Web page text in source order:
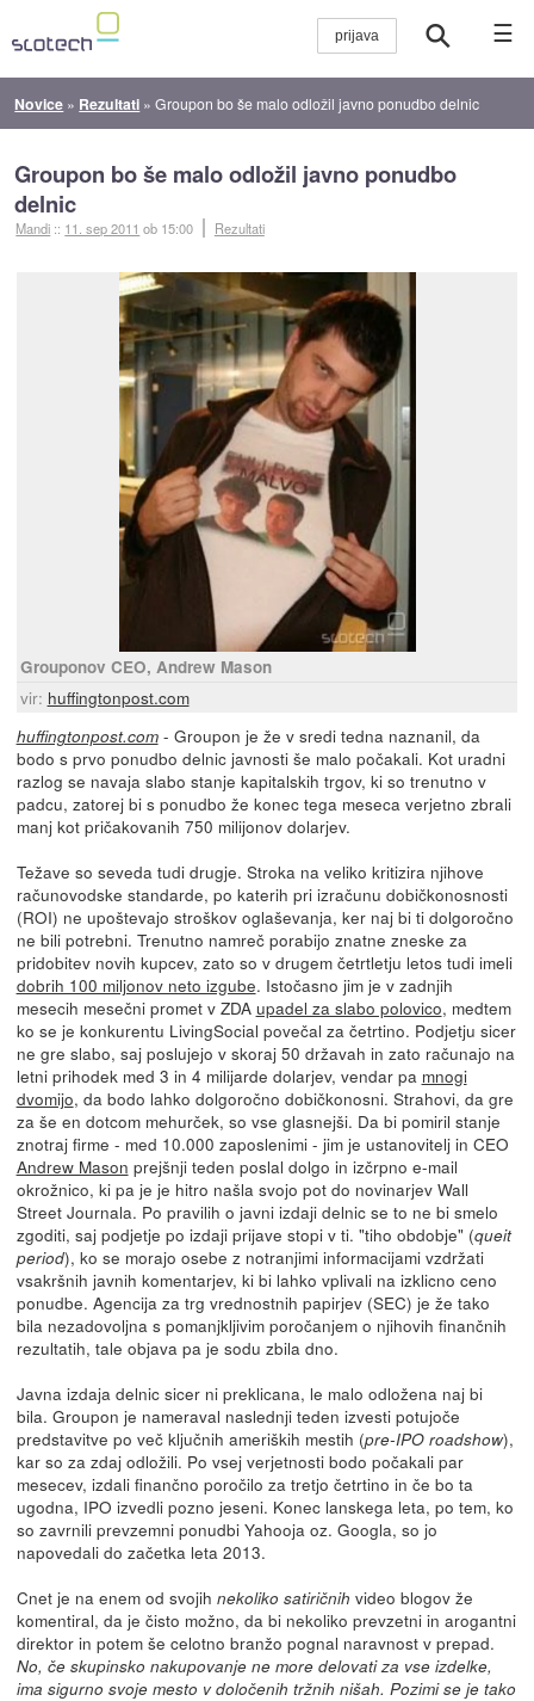
☰
Novice » Rezultati »Groupon bo še malo odložil javno ponudbo delnic
Groupon bo še malo odložil javno ponudbo
delnic
Mandi :: 11. sep 2011 ob 15:00 Rezultati
Grouponov CEO, Andrew Mason
vir: huffingtonpost.com
huffingtonpost.com- Groupon je že v sredi tedna naznanil, da
bodo s prvo ponudbo delnic javnosti še malo počakali. Kot uradni
razlog se navaja slabo stanje kapitalskih trgov, ki so trenutno v
padcu, zatorej bi s ponudbo že konec tega meseca verjetno zbrali
manj kot pričakovanih 750 milijonov dolarjev.
Težave so seveda tudi drugje. Stroka na veliko kritizira njihove
računovodske standarde, po katerih pri izračunu dobičkonosnosti
(ROI) ne upoštevajo stroškov oglaševanja, ker naj bi ti dolgoročno
ne bili potrebni. Trenutno namreč porabijo znatne zneske za
pridobitev novih kupcev, zato so v drugem četrtletju letos tudi imeli
dobrih 100 miljonov neto izgube. Istočasno jim je v zadnjih
mesecih mesečni promet v ZDA upadel za slabo polovico, medtem
ko se je konkurentu LivingSocial povečal za četrtino. Podjetju sicer
ne gre slabo, saj poslujejo v skoraj 50 državah in zato računajo na
letni prihodek med 3 in 4 milijarde dolarjev, vendar pa mnogi
dvomijo, da bodo lahko dolgoročno dobičkonosni. Strahovi, da gre
za še en dotcom mehurček, so vse glasnejši. Da bi pomiril stanje
znotraj firme - med 10.000 zaposlenimi - jim je ustanovitelj in CEO
Andrew Mason prejšnji teden poslal dolgo in izčrpno e-mail
okrožnico, ki pa je je hitro našla svojo pot do novinarjev Wall
Street Journala. Po pravilih o javni izdaji delnic se to ne bi smelo
zgoditi, saj podjetje po izdaji prijave stopi v ti. "tiho obdobje" (queit
period), ko se morajo osebe z notranjimi informacijami vzdržati
vsakršnih javnih komentarjev, ki bi lahko vplivali na izklicno ceno
ponudbe. Agencija za trg vrednostnih papirjev (SEC) je že tako
bila nezadovoljna s pomanjkljivim poročanjem o njihovih finančnih
rezultatih, tale objava pa je sodu zbila dno.
Javna izdaja delnic sicer ni preklicana, le malo odložena naj bi
bila. Groupon je nameraval naslednji teden izvesti potujoče
predstavitve po več ključnih ameriških mestih (pre-IPO roadshow),
kar so za zdaj odložili. Po vsej verjetnosti bodo počakali par
mesecev, izdali finančno poročilo za tretjo četrtino in če bo ta
ugodna, IPO izvedli pozno jeseni. Konec lanskega leta, po tem, ko
so zavrnili prevzemni ponudbi Yahooja oz. Googla, so jo
napovedali do začetka leta 2013.
Cnet je na enem od svojih nekoliko satiričnih video blogov že
komentiral, da je čisto možno, da bi nekoliko prevzetni in arogantni
direktor in potem še celotno branžo pognal naravnost v prepad.
No, če skupinsko nakupovanje ne more delovati za vse izdelke,
ima sigurno svoje mesto v določenih tržnih nišah. Pozimi se je tako